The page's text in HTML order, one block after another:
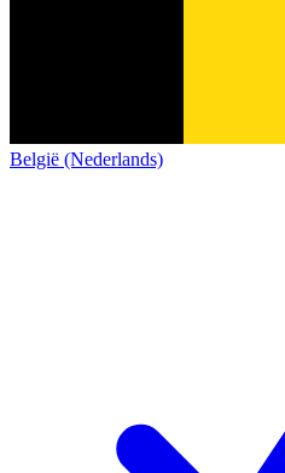
België (Nederlands)